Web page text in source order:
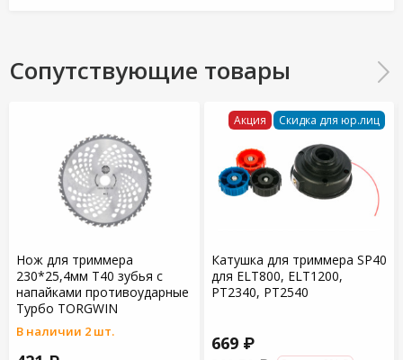
Сопутствующие товары
Нож для триммера
230*25,4мм T40 зубья с
напайками противоударные
Турбо TORGWIN
В наличии 2 шт.
Акция Скидка для юр.лиц
Катушка для триммера SP40
для ELT800, ELТ1200,
PT2340, РТ2540
669 ₽